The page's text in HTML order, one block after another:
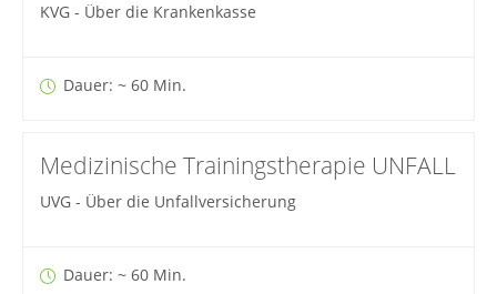
KVG - Über die Krankenkasse
Dauer: ~ 60 Min.
Medizinische Trainingstherapie UNFALL
UVG - Über die Unfallversicherung
Dauer: ~ 60 Min.